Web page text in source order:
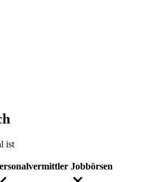
ist
Jobbörsen